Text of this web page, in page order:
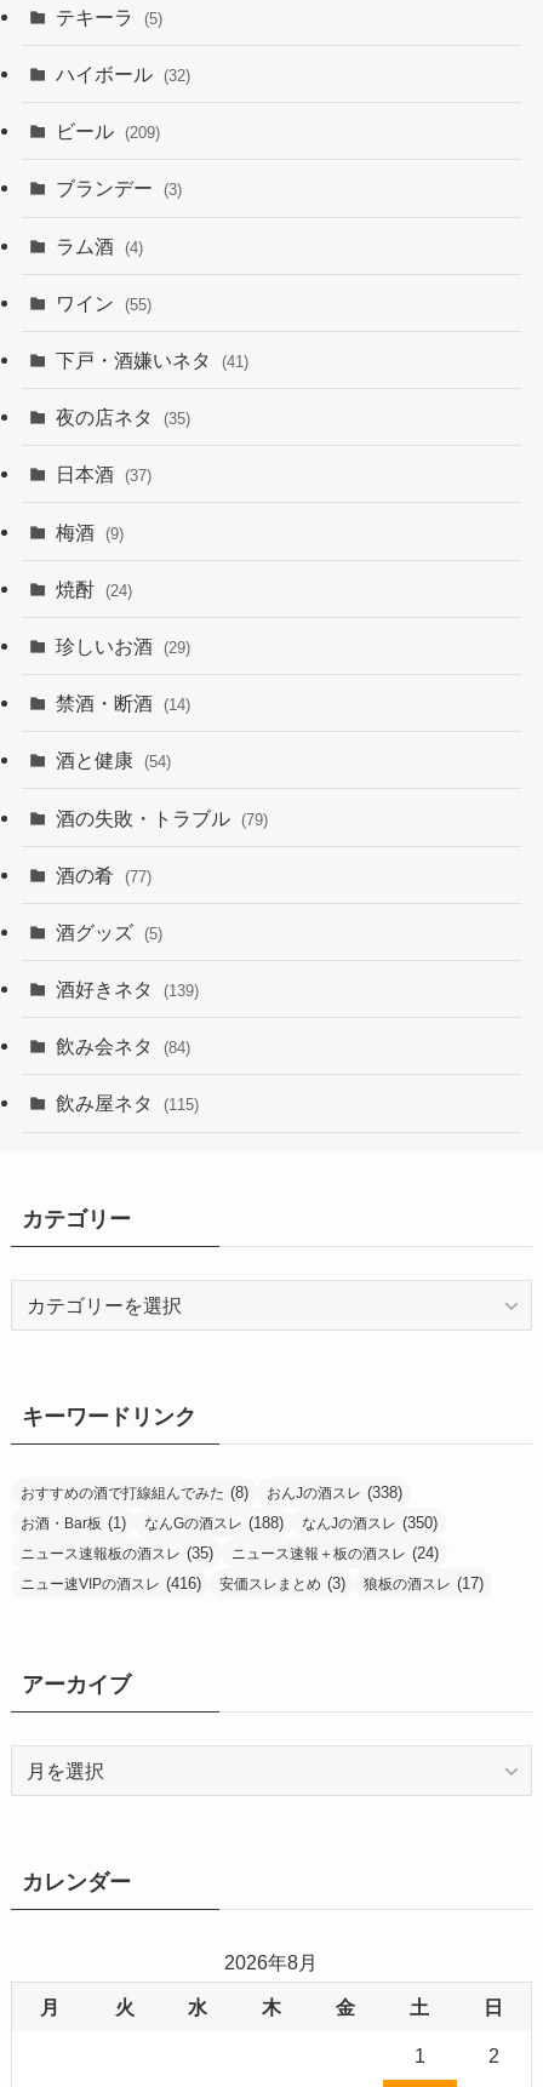
テキーラ (5)
ハイボール (32)
ビール (209)
ブランデー (3)
ラム酒 (4)
ワイン (55)
下戸・酒嫌いネタ (41)
夜の店ネタ (35)
日本酒 (37)
梅酒 (9)
焼酎 (24)
珍しいお酒 (29)
禁酒・断酒 (14)
酒と健康 (54)
酒の失敗・トラブル (79)
酒の肴 (77)
酒グッズ (5)
酒好きネタ (139)
飲み会ネタ (84)
飲み屋ネタ (115)
カテゴリー
ーキーワードリンク
おすすめの酒で打線組んでみた (8) おんJの酒スレ (338)
お酒・Bar板 (1) なんGの酒スレ (188) なんJの酒スレ (350)
ニュース速報板の酒スレ (35) ニュース速報＋板の酒スレ (24)
ニュー速VIPの酒スレ (416) 安価スレまとめ (3) 狼板の酒スレ (17)
アーカイブ
ブカレンダー
2026年8月
月 火 水 木 金 土 日
1 2